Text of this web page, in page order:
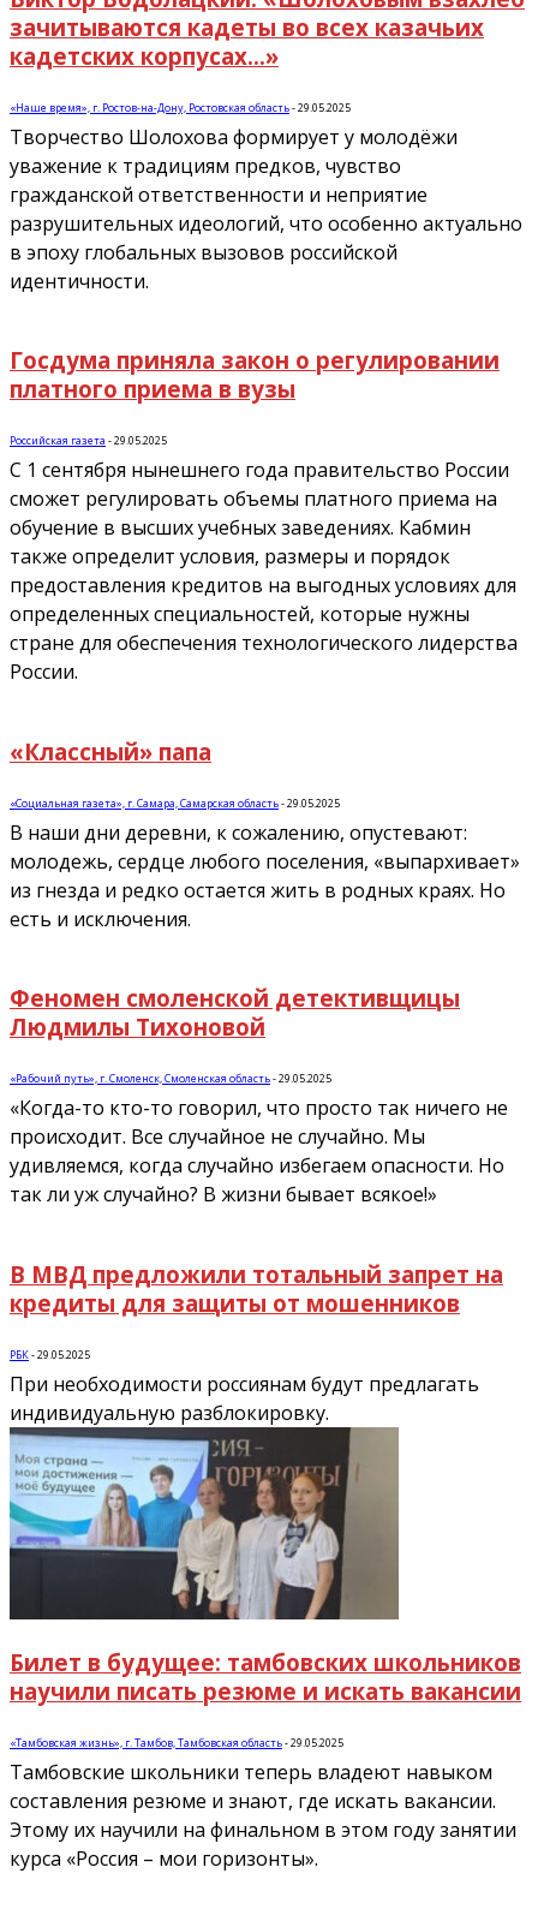
зачитываются кадеты во всех казачьих
кадетских корпусах...»
«Наше время», г. Ростов-на-Дону, Ростовская область-29.05.2025
Творчество Шолохова формирует у молодёжи
уважение к традициям предков, чувство
гражданской ответственности и неприятие
разрушительных идеологий, что особенно актуально
в эпоху глобальных вызовов российской
идентичности.
Госдума приняла закон о регулировании
платного приема в вузы
Российская газета -29.05.2025
С 1 сентября нынешнего года правительство России
сможет регулировать объемы платного приема на
обучение в высших учебных заведениях. Кабмин
также определит условия, размеры и порядок
предоставления кредитов на выгодных условиях для
определенных специальностей, которые нужны
стране для обеспечения технологического лидерства
России.
«Классный» папа
«Социальная газета», г. Самара, Самарская область-29.05.2025
В наши дни деревни, к сожалению, опустевают:
молодежь, сердце любого поселения, «выпархивает»
из гнезда и редко остается жить в родных краях. Но
есть и исключения.
Феномен смоленской детективщицы
Людмилы Тихоновой
«Рабочий путь», г. Смоленск, Смоленская область-29.05.2025
«Когда-то кто-то говорил, что просто так ничего не
происходит. Все случайное не случайно. Мы
удивляемся, когда случайно избегаем опасности. Но
так ли уж случайно? В жизни бывает всякое!»
В МВД предложили тотальный запрет на
кредиты для защиты от мошенников
РБК-29.05.2025
При необходимости россиянам будут предлагать
индивидуальную разблокировку.
Билет в будущее: тамбовских школьников
научили писать резюме и искать вакансии
«Тамбовская жизнь», г. Тамбов, Тамбовская область-29.05.2025
Тамбовские школьники теперь владеют навыком
составления резюме и знают, где искать вакансии.
Этому их научили на финальном в этом году занятии
курса «Россия – мои горизонты».